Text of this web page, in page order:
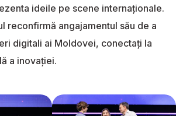
ideile pe scene internaționale.
reconfirmă angajamentul său de a
digitali ai Moldovei, conectați la
a inovației.